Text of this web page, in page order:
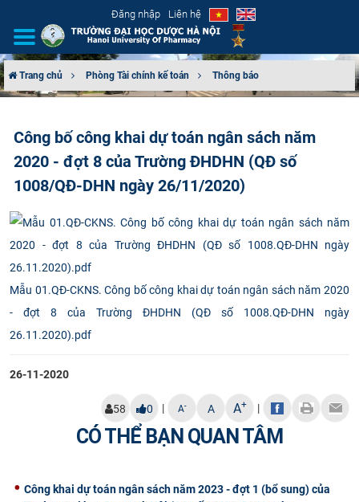
Đăng nhập Liên hệ
CƠ CẤU TỔ CHỨC
TUYỂN SINH
ĐÀO TẠO
ĐẢM BẢO CHẤT LƯỢNG
KHOA HỌC CÔNG NGHỆ
HTQT
CỰU NGƯỜI HỌC
Trang chủ Phòng Tài chính kế toán Thông báo
Công bố công khai dự toán ngân sách năm
2020 - đợt 8 của Trường ĐHDHN (QĐ số
1008/QĐ-DHN ngày 26/11/2020)
Mẫu 01.QĐ-CKNS. Công bố công khai dự toán ngân sách năm 2020
- đợt 8 của Trường ĐHDHN (QĐ số 1008.QĐ-DHN ngày
26.11.2020).pdf
26-11-2020
58 0 | A- A A+ |
CÓ THỂ BẠN QUAN TÂM
Công khai dự toán ngân sách năm 2023 - đợt 1 (bổ sung) của